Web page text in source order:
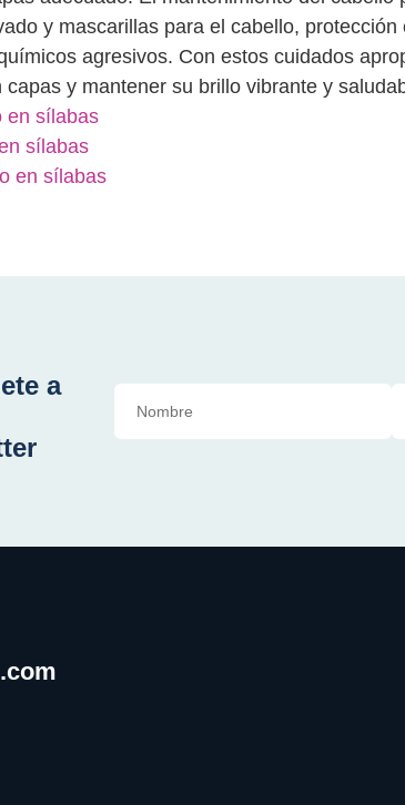
y mascarillas para el cabello,
agresivos. Con estos cuidados
capas y mantener su brillo vibrante y
en sílabas
sílabas
en sílabas
a